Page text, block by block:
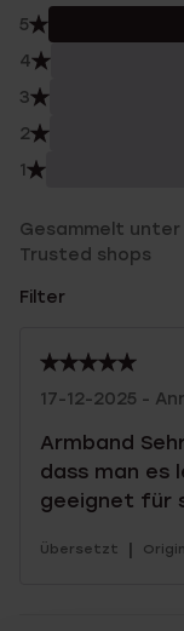
5
4
3
2
1
Gesammelt unter
Trusted shops
Filter
17-12-2025 -
Armband
dass man es
geeignet für
Übersetzt |